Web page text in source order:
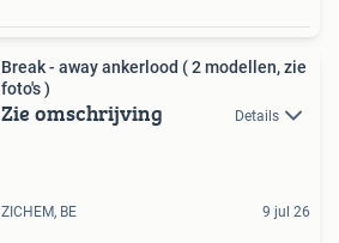
Break - away ankerlood ( 2 modellen, zie
foto's )
Zie omschrijving Details
ZICHEM, BE 9 jul 26